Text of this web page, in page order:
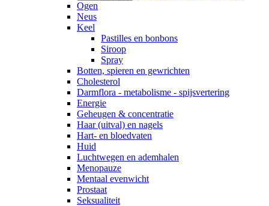
Ogen
Neus
Keel
Pastilles en bonbons
Siroop
Spray
Botten, spieren en gewrichten
Cholesterol
Darmflora - metabolisme - spijsvertering
Energie
Geheugen & concentratie
Haar (uitval) en nagels
Hart- en bloedvaten
Huid
Luchtwegen en ademhalen
Menopauze
Mentaal evenwicht
Prostaat
Seksualiteit